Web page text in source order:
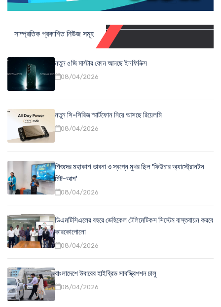
সাম্প্রতিক প্রকাশিত নিউজ সমূহ
নতুন ৫জি মাস্টার ফোন আনছে ইনফিনিক্স
08/04/2026
নতুন সি-সিরিজ স্মার্টফোন নিয়ে আসছে রিয়েলমি
08/04/2026
শিশুদের মহাকাশ ভাবনা ও স্বপ্নে মুখর ছিল 'ফিউচার অ্যাস্ট্রোনটস
মিট-আপ'
08/04/2026
ডিএমটিসিএলের বহরে ভেহিকেল টেলিমেটিকস সিস্টেম বাস্তবায়ন করবে
কারকোপোলো
08/04/2026
বাংলাদেশে উবারের হাইব্রিড সাবস্ক্রিপশন চালু
08/04/2026